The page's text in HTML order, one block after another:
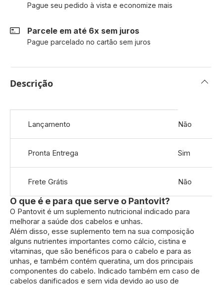
Pague seu pedido à vista e economize mais
Parcele em até 6x sem juros
Pague parcelado no cartão sem juros
Descrição
O que é e para que serve o Pantovit?
O Pantovit é um suplemento nutricional indicado para
melhorar a saúde dos cabelos e unhas.
Além disso, esse suplemento tem na sua composição
alguns nutrientes importantes como cálcio, cistina e
vitaminas, que são benéficos para o cabelo e para as
unhas, e também contém queratina, um dos principais
componentes do cabelo. Indicado também em caso de
cabelos danificados e sem vida devido ao uso de
informações
Lançamento Não
Pronta Entrega Sim
Frete Grátis Não